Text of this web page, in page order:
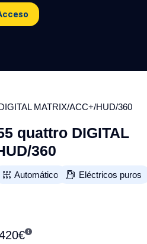
MATRIX/ACC+/HUD/360
quattro DIGITAL
360
Automático Eléctricos puros
€